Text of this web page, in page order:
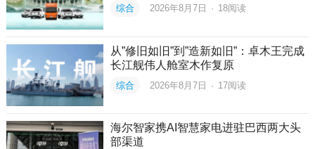
综合 2026年8月7日 · 18阅读
从”修旧如旧”到”造新如旧”：卓木王完成
长江舰伟人舱室木作复原
综合 2026年8月7日 · 17阅读
海尔智家携AI智慧家电进驻巴西两大头
部渠道